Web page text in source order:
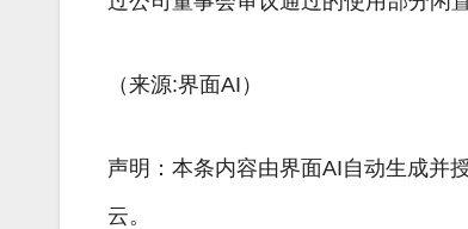
（来源:界面AI）
声明：本条内容由界面AI自动生成并
云。